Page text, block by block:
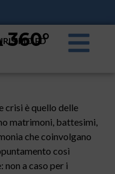
360°
ED
crisi è quello delle
matrimoni, battesimi,
che coinvolgano
così
a caso per i